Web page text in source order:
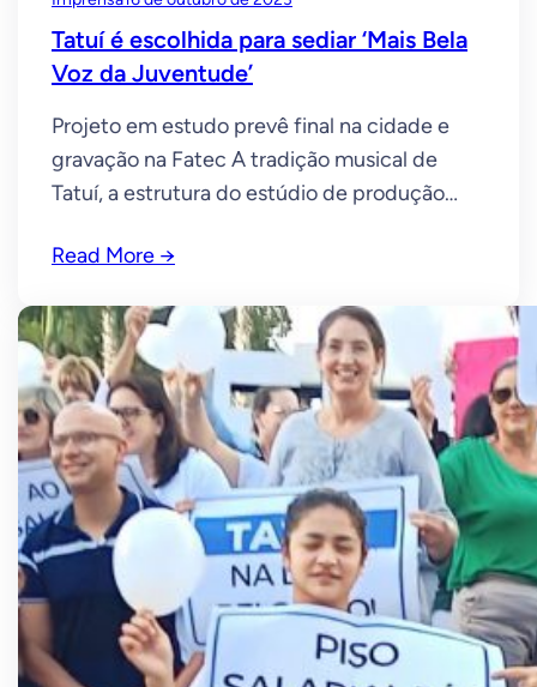
Tatuí é escolhida para sediar ‘Mais Bela
Voz da Juventude’
Projeto em estudo prevê final na cidade e
gravação na Fatec A tradição musical de
Tatuí, a estrutura do estúdio de produção
Tecnologia) “Wilson Roberto Ribeiro de
instituição são apontados como
determinantes para a realização do projeto
“Mais Bela Voz da Juventude”, uma
Read More →